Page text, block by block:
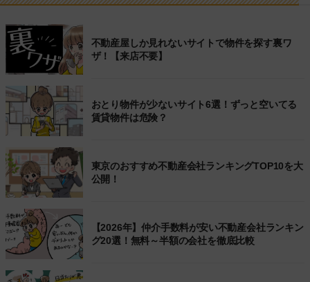
不動産屋しか見れないサイトで物件を探す裏ワ
ザ！【来店不要】
おとり物件が少ないサイト6選！ずっと空いてる
賃貸物件は危険？
東京のおすすめ不動産会社ランキングTOP10を大
公開！
【2026年】仲介手数料が安い不動産会社ランキン
グ20選！無料～半額の会社を徹底比較